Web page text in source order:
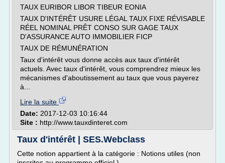
TAUX EURIBOR LIBOR TIBEUR EONIA
TAUX D'INTÉRÊT USURE LÉGAL TAUX FIXE RÉVISABLE
RÉEL NOMINAL PRÊT CONSO SUR GAGE TAUX
D'ASSURANCE AUTO IMMOBILIER FICP
TAUX DE RÉMUNÉRATION
Taux d'intérêt vous donne accès aux taux d'intérêt
actuels. Avec taux d'intérêt, vous comprendrez mieux les
mécanismes d'aboutissement au taux que vous payerez
à...
Lire la suite
Date: 2017-12-03 10:16:44
Site : http://www.tauxdinteret.com
Taux d'intérêt | SES.Webclass
Cette notion appartient à la catégorie : Notions utiles (non